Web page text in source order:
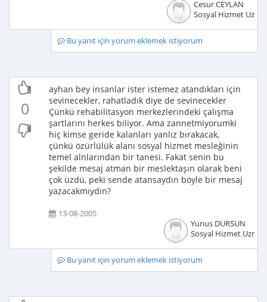
Cesur CEYLAN
Sosyal Hizmet
Bu yanıt için yorum eklemek istiyorum
0
ayhan bey insanlar ister istemez atandıkları için
sevinecekler, rahatladık diye de sevinecekler
Çünkü rehabilitasyon merkezlerindeki çalışma
şartlarını herkes biliyor. Ama zannetmiyorumki
hiç kimse geride kalanları yanlız bırakacak,
çünkü özürlülük alanı sosyal hizmet mesleğinin
temel alnlarından bir tanesi. Fakat senin bu
şekilde mesaj atman bir meslektaşın olarak beni
çok üzdü, peki sende atansaydın böyle bir mesaj
yazacakmıydın?
13-08-2005
Yunus DURSUN
Sosyal Hizmet
Bu yanıt için yorum eklemek istiyorum